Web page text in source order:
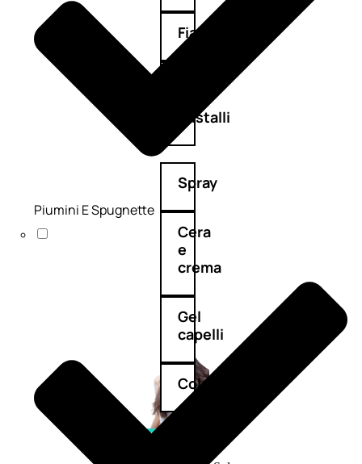
Fiale
cristalli
Spray
Cera
e
crema
Gel
capelli
Colorazione
Piumini E Spugnette